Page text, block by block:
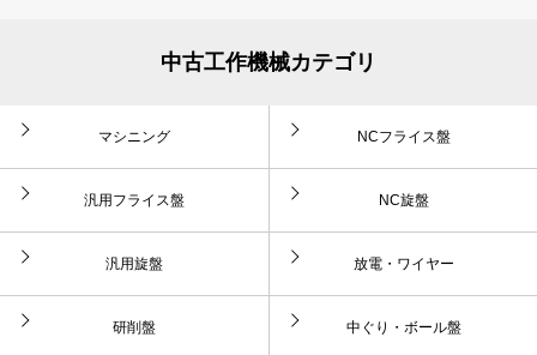
中古工作機械カテゴリ
マシニング NCフライス盤
汎用フライス盤 NC旋盤
汎用旋盤 放電・ワイヤー
研削盤 中ぐり・ボール盤